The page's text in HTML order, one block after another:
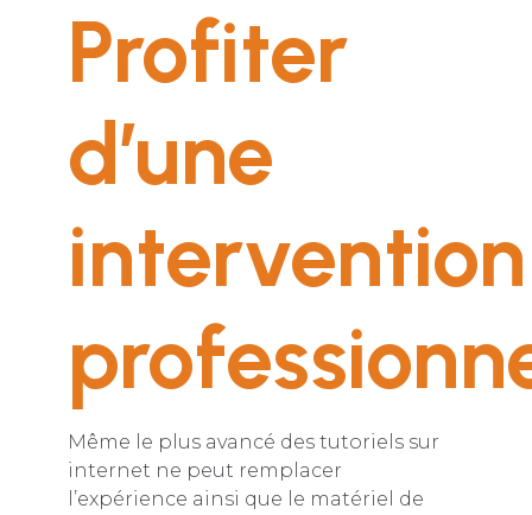
Profiter
d’une
intervention
Même le plus avancé des tutoriels sur
internet ne peut remplacer
l’expérience ainsi que le matériel de